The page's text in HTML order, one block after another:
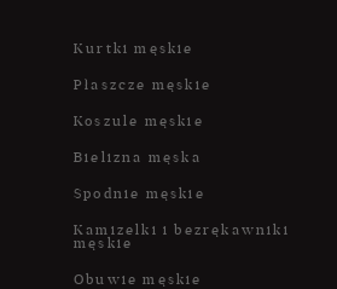
Kurtki męskie
Płaszcze męskie
Koszule męskie
Bielizna męska
Spodnie męskie
Kamizelki i bezrękawniki
męskie
Obuwie męskie